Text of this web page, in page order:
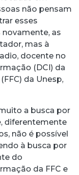
não pensam
esses
novamente, as
mas à
docente no
(DCI) da
da Unesp,
a busca por
diferentemente
não é possível
à busca por
do
da FFC e